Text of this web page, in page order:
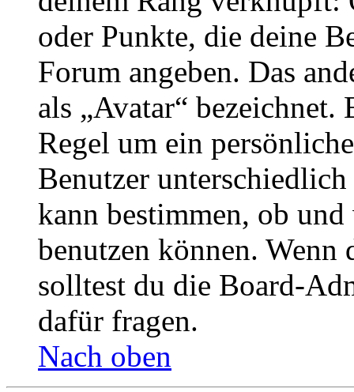
oder Punkte, die deine
Forum angeben. Das
als „Avatar“
Regel um ein
Benutzer
kann bestimmen, ob
benutzen können. Wenn
solltest du die Board-
dafür fragen.
Nach oben